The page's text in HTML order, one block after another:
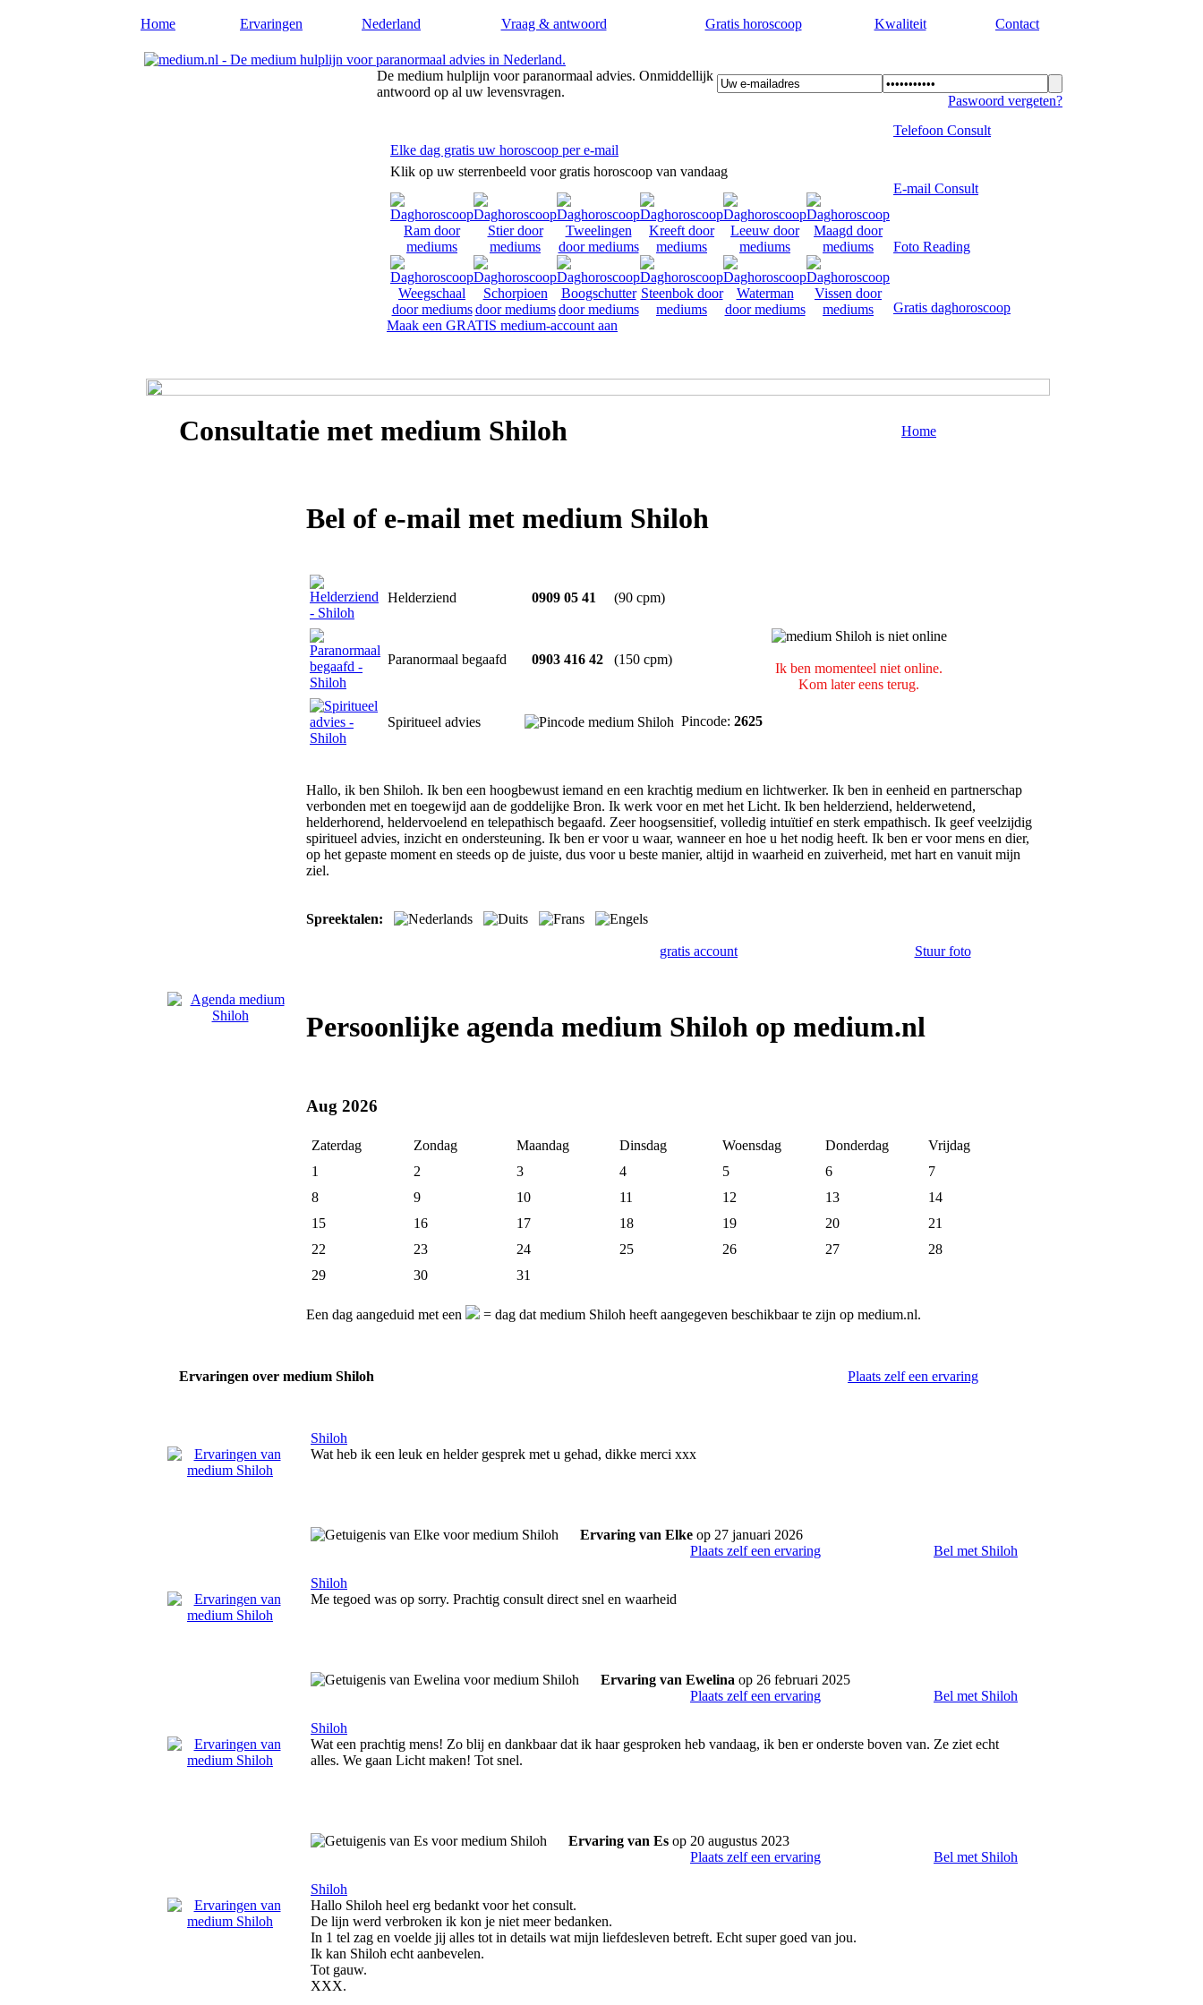
Home Ervaringen Nederland Vraag & antwoord Gratis horoscoop Kwaliteit Contact
De medium hulplijn voor paranormaal advies. Onmiddellijk
antwoord op al uw levensvragen.
Paswoord vergeten?
Elke dag gratis uw horoscoop per e-mail
Klik op uw sterrenbeeld voor gratis horoscoop van vandaag
Maak een GRATIS medium-account aan
Telefoon Consult
E-mail Consult
Foto Reading
Gratis daghoroscoop
Consultatie met medium Shiloh Home
Bel of e-mail met medium Shiloh
Helderziend 0909 05 41 (90 cpm)
Ik ben momenteel niet online.
Kom later eens terug.
Paranormaal begaafd 0903 416 42 (150 cpm)
Spiritueel advies Pincode: 2625
Hallo, ik ben Shiloh. Ik ben een hoogbewust iemand en een krachtig medium en lichtwerker. Ik ben in eenheid en partnerschap
verbonden met en toegewijd aan de goddelijke Bron. Ik werk voor en met het Licht. Ik ben helderziend, helderwetend,
helderhorend, heldervoelend en telepathisch begaafd. Zeer hoogsensitief, volledig intuïtief en sterk empathisch. Ik geef veelzijdig
spiritueel advies, inzicht en ondersteuning. Ik ben er voor u waar, wanneer en hoe u het nodig heeft. Ik ben er voor mens en dier,
op het gepaste moment en steeds op de juiste, dus voor u beste manier, altijd in waarheid en zuiverheid, met hart en vanuit mijn
ziel.
Spreektalen:
gratis account Stuur foto
Persoonlijke agenda medium Shiloh op medium.nl
Aug 2026
Zaterdag Zondag Maandag Dinsdag Woensdag Donderdag
Vrijdag
1
2 3 4 5 6
7
8
9 10 11 12 13
14
15
16 17 18 19 20
21
22
23 24 25 26 27
28
29
30 31
Een dag aangeduid met een = dag dat medium Shiloh heeft aangegeven beschikbaar te zijn op medium.nl.
Ervaringen over medium Shiloh Plaats zelf een ervaring
Shiloh
Wat heb ik een leuk en helder gesprek met u gehad, dikke merci xxx
Ervaring van Elke op 27 januari 2026
Plaats zelf een ervaring
Bel met Shiloh
Shiloh
Me tegoed was op sorry. Prachtig consult direct snel en waarheid
Ervaring van Ewelina op 26 februari 2025
Plaats zelf een ervaring
Bel met Shiloh
Shiloh
Wat een prachtig mens! Zo blij en dankbaar dat ik haar gesproken heb vandaag, ik ben er onderste boven van. Ze ziet echt
alles. We gaan Licht maken! Tot snel.
Ervaring van Es op 20 augustus 2023
Plaats zelf een ervaring
Bel met Shiloh
Shiloh
Hallo Shiloh heel erg bedankt voor het consult.
De lijn werd verbroken ik kon je niet meer bedanken.
In 1 tel zag en voelde jij alles tot in details wat mijn liefdesleven betreft. Echt super goed van jou.
Ik kan Shiloh echt aanbevelen.
Tot gauw.
XXX.